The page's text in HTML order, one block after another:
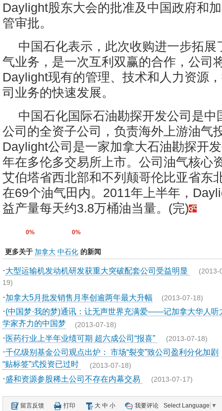
Daylight股东大会的批准及中国政府和
管审批。
中国石化表示，此次收购进一步拓展
气业务，是一次互利双赢的合作，公司
Daylight现有的管理、技术和人力资源
司业务的快速发展。
中国石化国际石油勘探开发公司是中
公司的全资子公司，负责海外上游油气
Daylight公司是一家加拿大石油勘探开
年在多伦多交易所上市。公司油气核心
艾伯塔省西北部和不列颠哥伦比亚省东
在69个油气田内。2011年上半年，
益产量每天约3.8万桶油当量。(完)
0% 0%
更多关于 加拿大 中石化 的新闻
·大型运输机发动机研发获重大突破配套公司受益明显 (2013-
19)
·加拿大5月批发销售月率创逾两年最大升幅 (2013-07-18)
·(中国梦·我的梦)通讯：让无声世界充满爱——记加拿大华人听
学家齐力的中国梦 (2013-07-18)
·医药行业上半年业绩可期 超六成公司“报喜” (2013-07-18)
·千亿级别基金公司观点出炉： 市场“裂变”致公司盈利分化加剧
“贴标签”式投资已过时 (2013-07-18)
·盛和资源参股稀土公司不存在内幕交易 (2013-07-17)
留言反馈 打印 大 中 小 我要评论 Select Language ▼